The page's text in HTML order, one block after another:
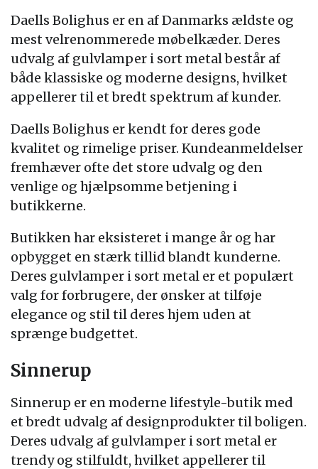
Daells Bolighus er en af Danmarks ældste og
mest velrenommerede møbelkæder. Deres
udvalg af gulvlamper i sort metal består af
både klassiske og moderne designs, hvilket
appellerer til et bredt spektrum af kunder.
Daells Bolighus er kendt for deres gode
kvalitet og rimelige priser. Kundeanmeldelser
fremhæver ofte det store udvalg og den
venlige og hjælpsomme betjening i
butikkerne.
Butikken har eksisteret i mange år og har
opbygget en stærk tillid blandt kunderne.
Deres gulvlamper i sort metal er et populært
valg for forbrugere, der ønsker at tilføje
elegance og stil til deres hjem uden at
sprænge budgettet.
Sinnerup
Sinnerup er en moderne lifestyle-butik med
et bredt udvalg af designprodukter til boligen.
Deres udvalg af gulvlamper i sort metal er
trendy og stilfuldt, hvilket appellerer til